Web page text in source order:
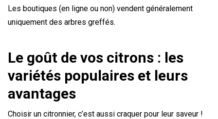
Les boutiques (en ligne ou non) vendent généralement
uniquement des arbres greffés.
Le goût de vos citrons : les
variétés populaires et leurs
avantages
Choisir un citronnier, c’est aussi craquer pour leur saveur !